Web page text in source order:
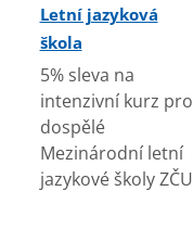
Letní jazyková
škola
5% sleva na
intenzivní kurz pro
dospělé
Mezinárodní letní
jazykové školy ZČU